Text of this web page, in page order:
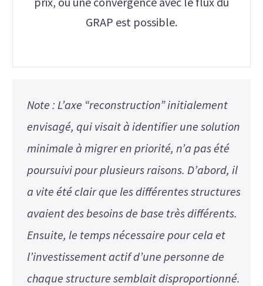
GRAP est possible.
Note : L’axe “reconstruction” initialement
envisagé, qui visait à identifier une solution
minimale à migrer en priorité, n’a pas été
poursuivi pour plusieurs raisons. D’abord, il
a vite été clair que les différentes structures
avaient des besoins de base très différents.
Ensuite, le temps nécessaire pour cela et
l’investissement actif d’une personne de
chaque structure semblait disproportionné.